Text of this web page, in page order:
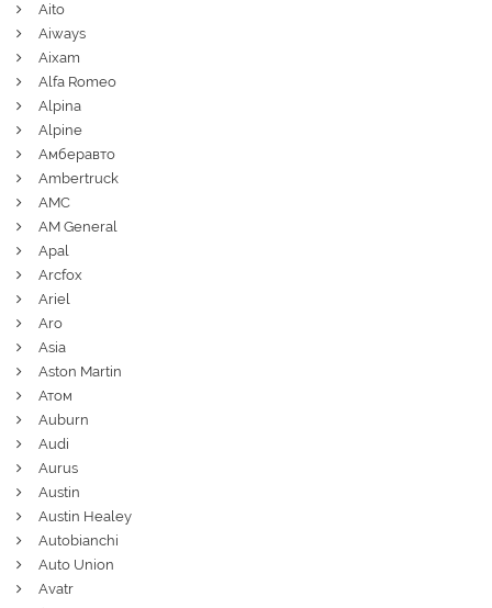
Aito
Aiways
Aixam
Alfa Romeo
Alpina
Alpine
Амберавто
Ambertruck
AMC
AM General
Apal
Arcfox
Ariel
Aro
Asia
Aston Martin
Атом
Auburn
Audi
Aurus
Austin
Austin Healey
Autobianchi
Auto Union
Avatr